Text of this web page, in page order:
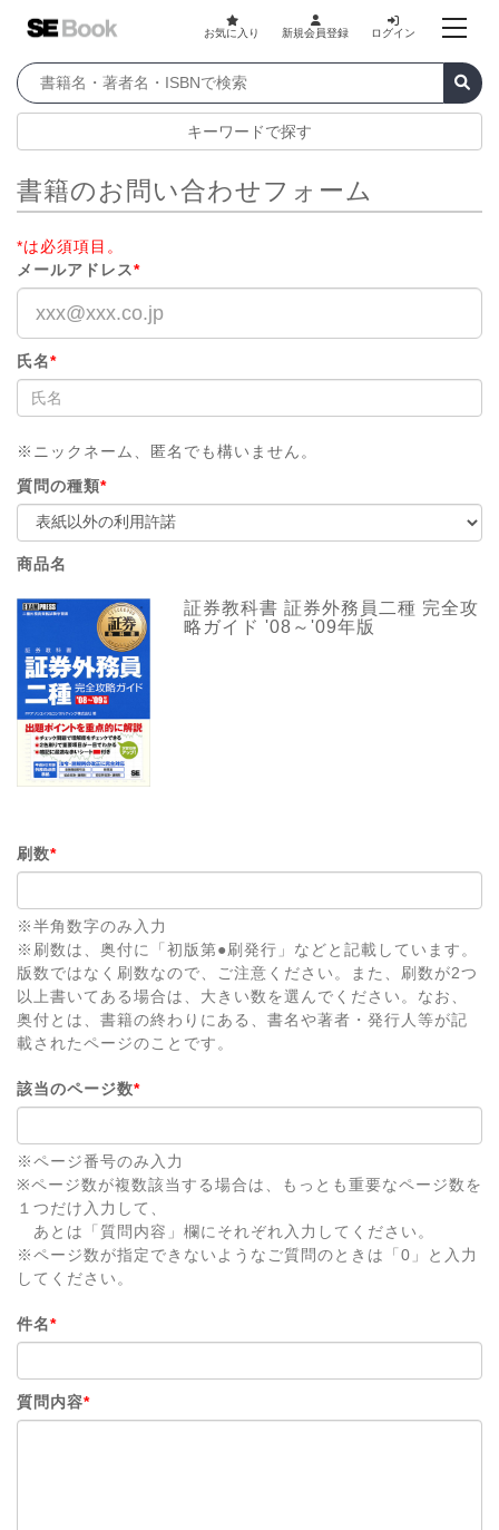
お気に入り 新規会員登録 ログイン
キーワードで探す
書籍のお問い合わせフォーム
*は必須項目。
メールアドレス*
氏名*
※ニックネーム、匿名でも構いません。
質問の種類*
商品名
証券教科書 証券外務員二種 完全攻
略ガイド '08～'09年版
刷数*
※半角数字のみ入力
※刷数は、奥付に「初版第●刷発行」などと記載しています。
版数ではなく刷数なので、ご注意ください。また、刷数が2つ
以上書いてある場合は、大きい数を選んでください。なお、
奥付とは、書籍の終わりにある、書名や著者・発行人等が記
載されたページのことです。
該当のページ数*
※ページ番号のみ入力
※ページ数が複数該当する場合は、もっとも重要なページ数を
１つだけ入力して、
あとは「質問内容」欄にそれぞれ入力してください。
※ページ数が指定できないようなご質問のときは「0」と入力
してください。
件名*
質問内容*